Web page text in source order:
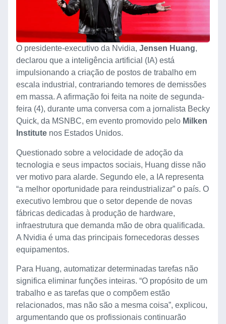
O presidente-executivo da Nvidia, Jensen Huang,
declarou que a inteligência artificial (IA) está
impulsionando a criação de postos de trabalho em
escala industrial, contrariando temores de demissões
em massa. A afirmação foi feita na noite de segunda-
feira (4), durante uma conversa com a jornalista Becky
Quick, da MSNBC, em evento promovido pelo Milken
Institute nos Estados Unidos.
Questionado sobre a velocidade de adoção da
tecnologia e seus impactos sociais, Huang disse não
ver motivo para alarde. Segundo ele, a IA representa
“a melhor oportunidade para reindustrializar” o país. O
executivo lembrou que o setor depende de novas
fábricas dedicadas à produção de hardware,
infraestrutura que demanda mão de obra qualificada.
A Nvidia é uma das principais fornecedoras desses
equipamentos.
Para Huang, automatizar determinadas tarefas não
significa eliminar funções inteiras. “O propósito de um
trabalho e as tarefas que o compõem estão
relacionados, mas não são a mesma coisa”, explicou,
argumentando que os profissionais continuarão